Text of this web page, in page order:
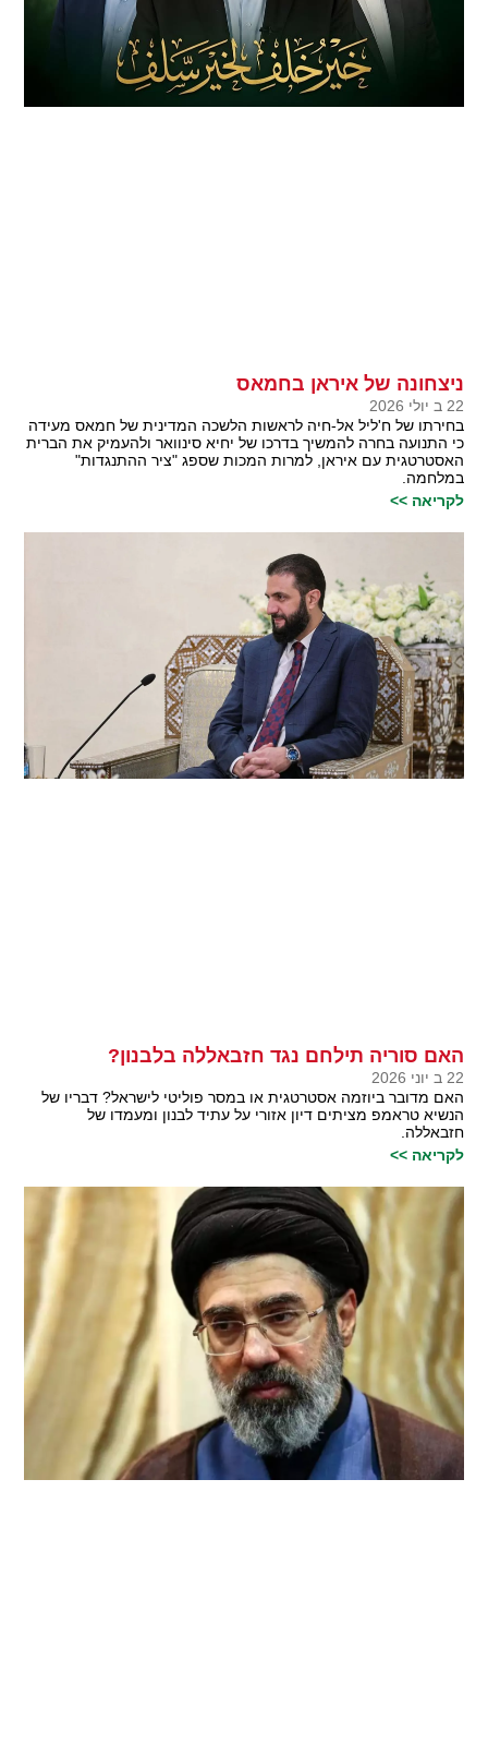
ניצחונה של איראן בחמאס
22 ב יולי 2026
בחירתו של ח'ליל אל-חיה לראשות הלשכה המדינית של חמאס מעידה
כי התנועה בחרה להמשיך בדרכו של יחיא סינוואר ולהעמיק את הברית
האסטרטגית עם איראן, למרות המכות שספג "ציר ההתנגדות"
במלחמה.
לקריאה >>
האם סוריה תילחם נגד חזבאללה בלבנון?
22 ב יוני 2026
האם מדובר ביוזמה אסטרטגית או במסר פוליטי לישראל? דבריו של
הנשיא טראמפ מציתים דיון אזורי על עתיד לבנון ומעמדו של
חזבאללה.
לקריאה >>